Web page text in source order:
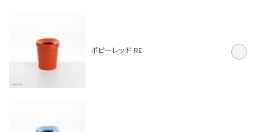
ポピーレッド RE